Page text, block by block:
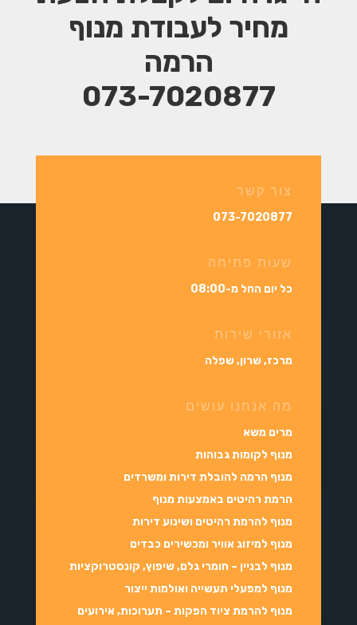
מחיר לעבודת מנוף
הרמה
073-7020877
צור קשר
073-7020877
שעות פתיחה
כל יום החל מ-08:00
אזורי שירות
מרכז, שרון, שפלה
מה אנחנו עושים
מרים משא
מנוף לקומות גבוהות
מנוף הרמה להובלת דירות ומשרדים
הרמת רהיטים באמצעות מנוף
מנוף להרמת רהיטים ושינוע דירות
מנוף למיזוג אוויר ומכשירים כבדים
מנוף לבניין – חומרי גלם, שיפוץ, קונסטרוקציות
מנוף למפעלי תעשייה ואולמות ייצור
מנוף להרמת ציוד הפקות – תערוכות, אירועים